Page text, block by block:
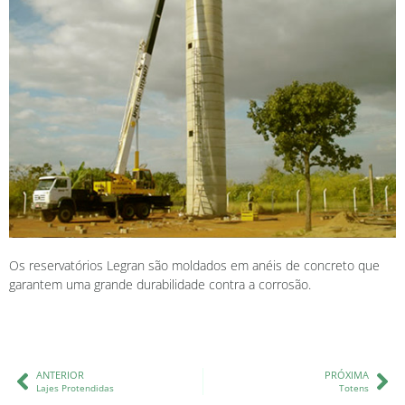
Os reservatórios Legran são moldados em anéis de concreto que
garantem uma grande durabilidade contra a corrosão.
ANTERIOR
Lajes Protendidas
PRÓXIMA
Totens